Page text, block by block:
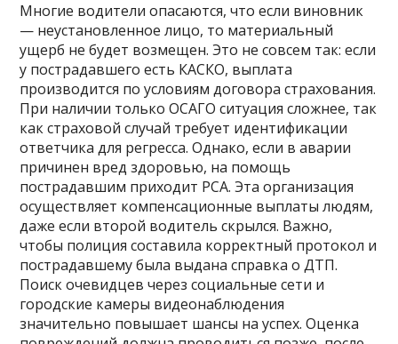
Многие водители опасаются, что если виновник
— неустановленное лицо, то материальный
ущерб не будет возмещен. Это не совсем так: если
у пострадавшего есть КАСКО, выплата
производится по условиям договора страхования.
При наличии только ОСАГО ситуация сложнее, так
как страховой случай требует идентификации
ответчика для регресса. Однако, если в аварии
причинен вред здоровью, на помощь
пострадавшим приходит РСА. Эта организация
осуществляет компенсационные выплаты людям,
даже если второй водитель скрылся. Важно,
чтобы полиция составила корректный протокол и
пострадавшему была выдана справка о ДТП.
Поиск очевидцев через социальные сети и
городские камеры видеонаблюдения
значительно повышает шансы на успех. Оценка